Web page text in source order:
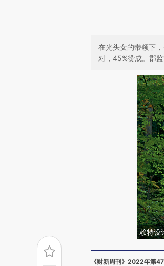
在光头女的带领下
对，45%赞成。郡
赖特设
《财新周刊》2022年第